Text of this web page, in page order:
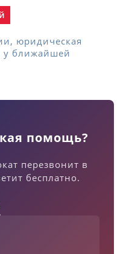
юридическая
у ближайшей
помощь?
перезвонит в
бесплатно.